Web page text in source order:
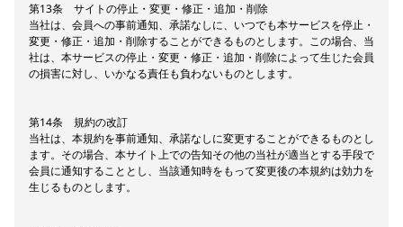
第13条 サイトの停止・変更・修正・追加・削除
当社は、会員への事前通知、承諾なしに、いつでも本サービスを停止・
変更・修正・追加・削除することができるものとします。この場合、当
社は、本サービスの停止・変更・修正・追加・削除によって生じた会員
の損害に対し、いかなる責任も負わないものとします。
第14条 規約の改訂
当社は、本規約を事前通知、承諾なしに変更することができるものとし
ます。その場合、本サイト上での告知その他の当社が適当とする手段で
会員に通知することとし、当該通知時をもって変更後の本規約は効力を
生じるものとします。